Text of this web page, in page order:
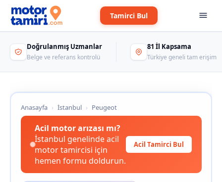
Tamirci Bul
Doğrulanmış Uzmanlar
Belge ve referans kontrolü
81 İl Kapsama
Türkiye geneli tam erişim
Anasayfa › İstanbul › Peugeot
Acil motor arızası mı?
İstanbul genelinde acil
motor tamircisi için
hemen formu doldurun.
Acil Tamirci Bul